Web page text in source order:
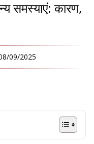
समस्याएं: कारण,
09/2025